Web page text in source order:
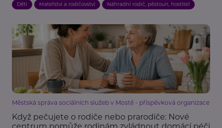
Děti Mateřství a rodičovství Náhradní rodič, pěstoun, hostitel
Městská správa sociálních služeb v Mostě - příspěvková organizace
Když pečujete o rodiče nebo prarodiče: Nové